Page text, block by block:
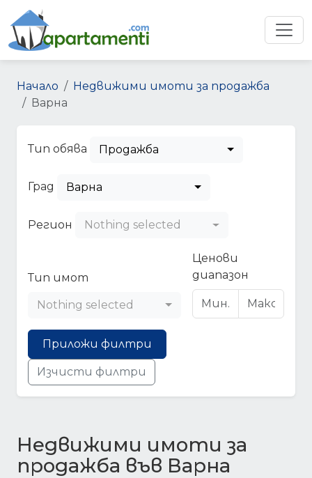
Начало
Недвижими имоти за продажба
Варна
Тип обява Продажба
Град Варна
Регион Nothing selected
Тип имот
Nothing selected
Ценови
диапазон
Приложи филтри
Изчисти филтри
Недвижими имоти за
продажба във Варна